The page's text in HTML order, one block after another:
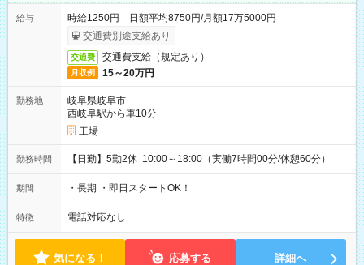
給与
時給1250円 日額平均8750円/月額17万5000円
交通費別途支給あり
交通費 交通費支給（規定あり）
月収例 15～20万円
勤務地
岐阜県岐阜市
西岐阜駅から車10分
工場
勤務時間 【日勤】5勤2休 10:00～18:00（実働7時間00分/休憩60分）
期間 ・長期 ・即日スタートOK！
特徴 電話対応なし
気になる！ 応募する 詳細へ